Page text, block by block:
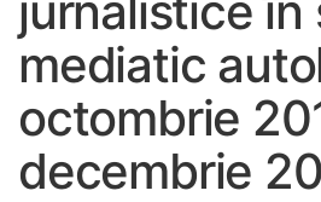
mediatic
octombrie
decembrie